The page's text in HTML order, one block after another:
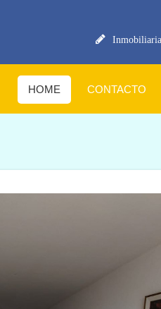
HOME CONTACTO